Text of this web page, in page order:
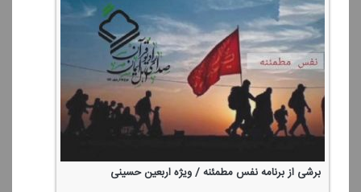
برشی از برنامه نفس مطمئنه / ویژه اربعین حسینی